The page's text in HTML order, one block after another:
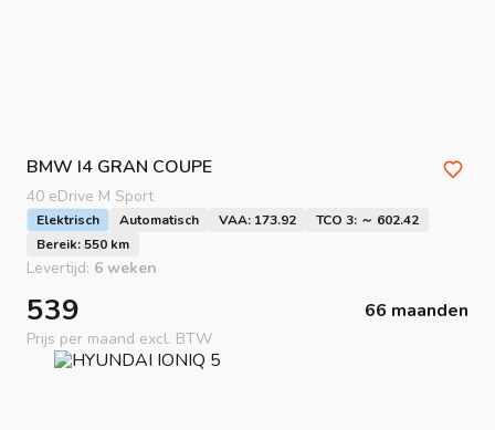
BMW I4 GRAN COUPE
40 eDrive M Sport
Elektrisch Automatisch VAA: 173.92
TCO 3: ～ 602.42
Bereik: 550 km
Levertijd: 6 weken
539 66 maanden
Prijs per maand excl. BTW